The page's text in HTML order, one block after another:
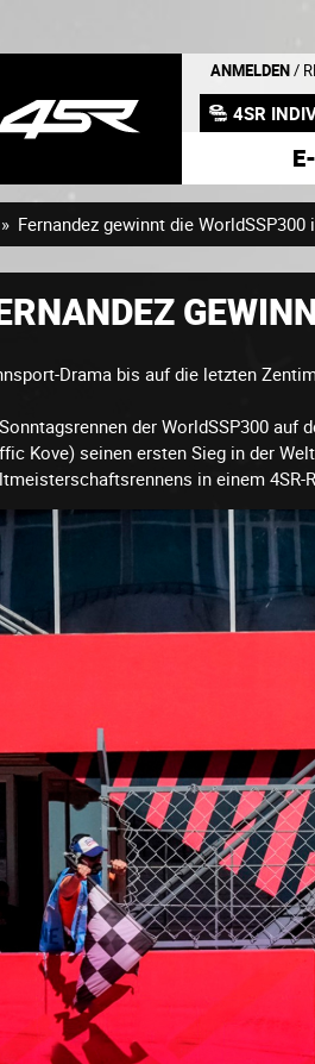
ANMELDEN /
4SR
Fernandez gewinnt die WorldSSP300
Drama bis auf die letzten
der WorldSSP300
Kove) seinen ersten Sieg in der
in einem 4SR-